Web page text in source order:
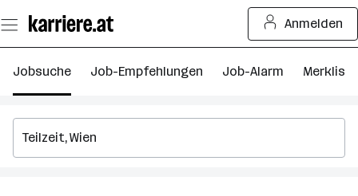
Seiteninhalt
springen
Anmelden
Jobsuche Job-Empfehlungen Job-Alarm Merkliste